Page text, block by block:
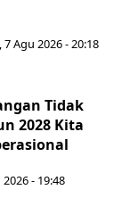
7 Agu 2026 - 20:18
Tidak
2028 Kita
- 19:48